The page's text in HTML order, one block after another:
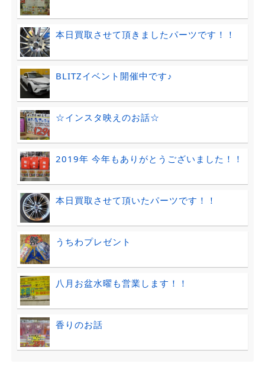
本日買取させて頂きましたパーツです！！
BLITZイベント開催中です♪
☆インスタ映えのお話☆
2019年 今年もありがとうございました！！
本日買取させて頂いたパーツです！！
うちわプレゼント
八月お盆水曜も営業します！！
香りのお話